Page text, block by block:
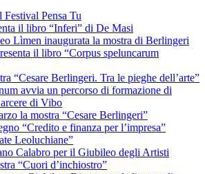
Pensa Tu
il libro “Inferi” di De Masi
Lìmen inaugurata la mostra di Berlingeri
il libro “Corpus speluncarum
“Cesare Berlingeri. Tra le pieghe dell’arte”
avvia un percorso di formazione di
di Vibo
la mostra “Cesare Berlingeri”
“Credito e finanza per l’impresa”
Leoluchiane”
Calabro per il Giubileo degli Artisti
“Cuori d’inchiostro”